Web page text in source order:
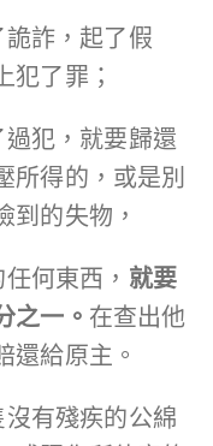
詐，起了假
犯了罪；
犯，就要歸還
所得的，或是別
到的失物，
何東西， 就要
之一。 在查出他
還給原主。
有殘疾的公綿